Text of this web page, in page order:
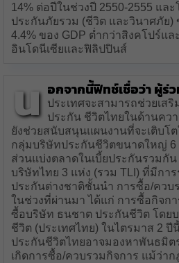
14% ต่อปีในช่วงปี 2550-2555 และ
ประกันภัยรวม (ชีวิต และวินาศภัย)
4.4% ของ GDP ต่ำกว่าสิงคโปร์แล
อินโดนีเซียและฟิลิปปินส์
น อกจากนี้ฟิทช์เชื่อว่า ผู้ร่
ประเทศจะสามารถช่วยเส
ประกัน ชีวิตไทยในด้านคว
ยังช่วยสนับสนุนแผนงานที่จะเติบโ
กลุ่มบริษัทประกันชีวิตขนาดใหญ่ 6
ส่วนแบ่งตลาดในเบี้ยประกันรวมกั
บริษัทไทย 3 แห่ง (รวม TLI) ที่มีกา
ประกันต่างชาติชั้นนำ การซื้อ/ควบ
ในช่วงที่ผ่านมา ได้แก่ การซื้อกิจก
ซื้อบริษัท ธนชาต ประกันชีวิต โดย
ชีวิต (ประเทศไทย) ในไตรมาส 2
ประกันชีวิตไทยอาจมองหาพันธมิต
เกิดการซื้อ/ควบรวมกิจการ แม้ว่า